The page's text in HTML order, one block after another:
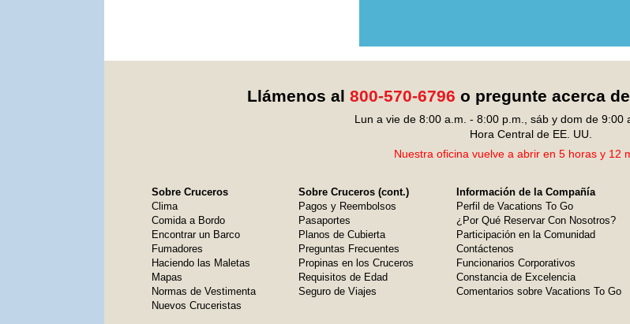
Llámenos al 800-570-6796 o pregunte acerca
Lun a vie de 8:00 a.m. - 8:00 p.m., sáb y dom de 9:00
Hora Central de EE. UU.
Nuestra oficina vuelve a abrir en 5 horas y 12
Sobre Cruceros
Clima
Comida a Bordo
Encontrar un Barco
Fumadores
Haciendo las Maletas
Mapas
Normas de Vestimenta
Nuevos Cruceristas
Sobre Cruceros (cont.)
Pagos y Reembolsos
Pasaportes
Planos de Cubierta
Preguntas Frecuentes
Propinas en los Cruceros
Requisitos de Edad
Seguro de Viajes
Información de la Compañía
Perfil de Vacations To Go
¿Por Qué Reservar Con Nosotros?
Participación en la Comunidad
Contáctenos
Funcionarios Corporativos
Constancia de Excelencia
Comentarios sobre Vacations To Go